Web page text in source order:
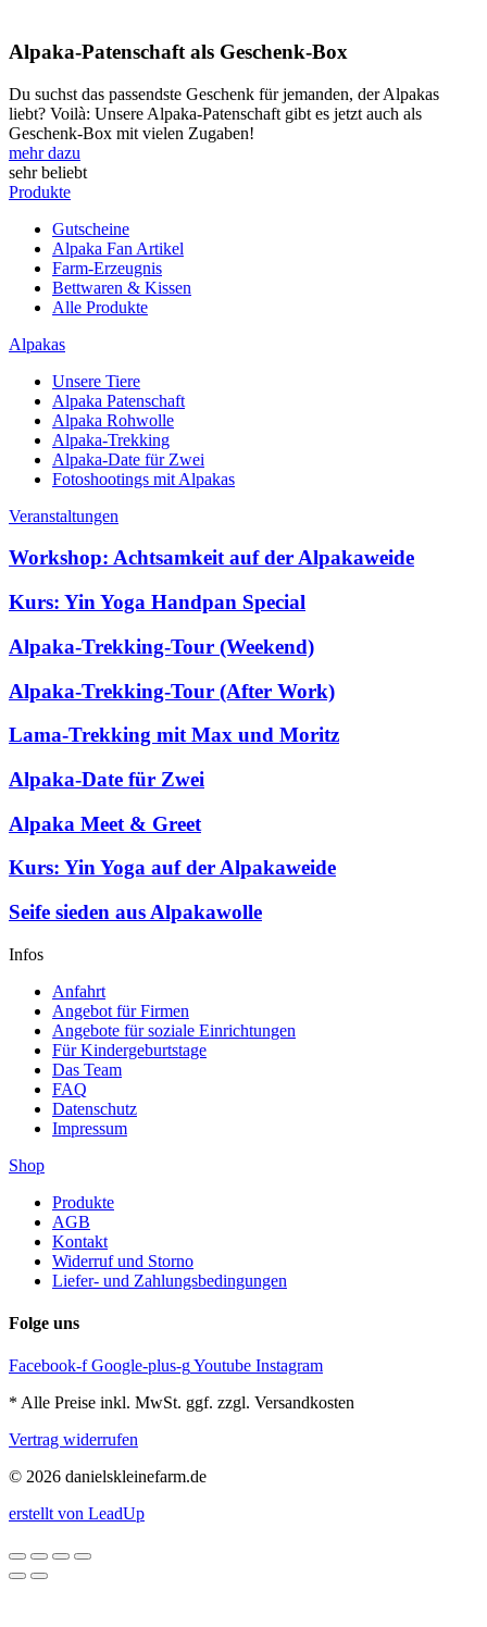
Alpaka-Patenschaft als Geschenk-Box
Du suchst das passendste Geschenk für jemanden, der Alpakas
liebt? Voilà: Unsere Alpaka-Patenschaft gibt es jetzt auch als
Geschenk-Box mit vielen Zugaben!
mehr dazu
sehr beliebt
Produkte
Gutscheine
Alpaka Fan Artikel
Farm-Erzeugnis
Bettwaren & Kissen
Alle Produkte
Alpakas
Unsere Tiere
Alpaka Patenschaft
Alpaka Rohwolle
Alpaka-Trekking
Alpaka-Date für Zwei
Fotoshootings mit Alpakas
Veranstaltungen
Workshop: Achtsamkeit auf der Alpakaweide
Kurs: Yin Yoga Handpan Special
Alpaka-Trekking-Tour (Weekend)
Alpaka-Trekking-Tour (After Work)
Lama-Trekking mit Max und Moritz
Alpaka-Date für Zwei
Alpaka Meet & Greet
Kurs: Yin Yoga auf der Alpakaweide
Seife sieden aus Alpakawolle
Infos
Anfahrt
Angebot für Firmen
Angebote für soziale Einrichtungen
Für Kindergeburtstage
Das Team
FAQ
Datenschutz
Impressum
Shop
Produkte
AGB
Kontakt
Widerruf und Storno
Liefer- und Zahlungsbedingungen
Folge uns
Facebook-f Google-plus-gYoutube Instagram
* Alle Preise inkl. MwSt. ggf. zzgl. Versandkosten
Vertrag widerrufen
© 2026 danielskleinefarm.de
erstellt von LeadUp